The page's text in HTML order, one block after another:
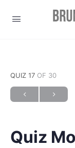
QUIZ 17 OF 30
Quiz